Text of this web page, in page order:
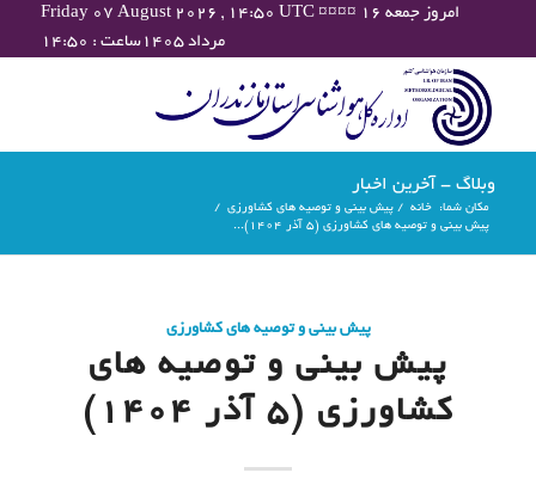
Friday 07 August 2026 , 14:50 UTC ¤¤¤¤ امروز جمعه ۱۶
مرداد ۱۴۰۵ساعت : ۱۴:۵۰
وبلاگ - آخرین اخبار
مکان شما: خانه / پیش بینی و توصیه های کشاورزی /
پیش بینی و توصیه های کشاورزی (5 آذر ۱۴۰۴)...
پیش بینی و توصیه های کشاورزی
پیش بینی و توصیه های
کشاورزی (5 آذر ۱۴۰۴)